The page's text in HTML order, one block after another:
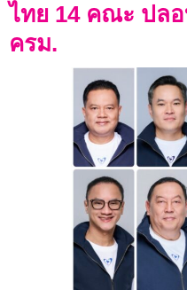
ไทย 14 คณะ ปล
ครม.